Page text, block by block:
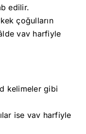
edilir.
çoğulların
vav harfiyle
kelimeler gibi
ise vav harfiyle